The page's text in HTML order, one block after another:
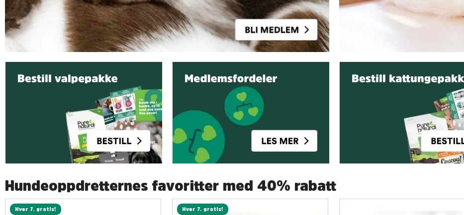
Hundeoppdretternes favoritter med 40% rabatt
Hver 7. gratis! Hver 7. gratis!